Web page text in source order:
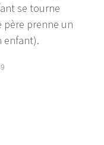
se tourne
père prenne un
enfant).